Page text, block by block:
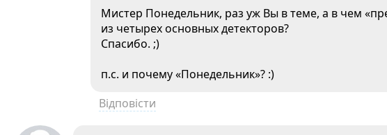
Мистер Понедельник, раз уж Вы в теме, а в чем
из четырех основных детекторов?
Спасибо. ;)
п.с. и почему «Понедельник»? :)
Відповісти